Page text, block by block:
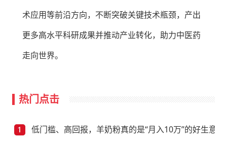
术应用等前沿方向，不断突破关键技术瓶颈，产出
更多高水平科研成果并推动产业转化，助力中医药
走向世界。
热门点击
低门槛、高回报，羊奶粉真的是“月入10万”的好生意？